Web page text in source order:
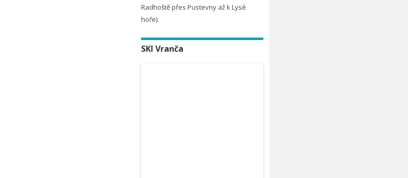
Radhoště přes Pustevny až k Lysé
hoře).
SKI Vranča